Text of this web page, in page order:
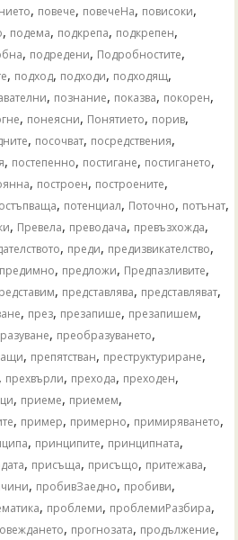
, повече, повечеНа, повисоки,
, подема, подкрепа, подкрепен,
, подредени, Подробностите,
, подход, подходи, подходящ,
, познание, показва, покорен,
, понеясни, Понятието, порив,
, посочват, посредствения,
, постепенно, постигане, постигането,
, построен, построените,
, потенциал, Поточно, потънат,
, Превела, преводача, превъзхожда,
, преди, предизвикателство,
предимно, предложи, Предпазливите,
, представлява, представляват,
, през, презапише, презапишем,
, преобразуването,
, препятстван, преструктуриране,
, прехвърли, прехода, преходен,
, приеме, приемем,
, пример, примерно, примиряването,
, принципите, принципната,
, присъща, присъщо, притежава,
, пробивЗаедно, пробиви,
, проблеми, проблемиРазбира,
, прогнозата, продължение,